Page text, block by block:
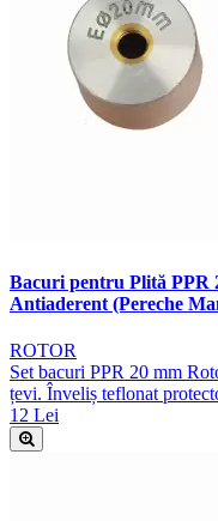
Bacuri pentru Plită PPR
Antiaderent (Pereche
ROTOR
Set bacuri PPR 20 mm
țevi. Înveliș teflonat
12 Lei